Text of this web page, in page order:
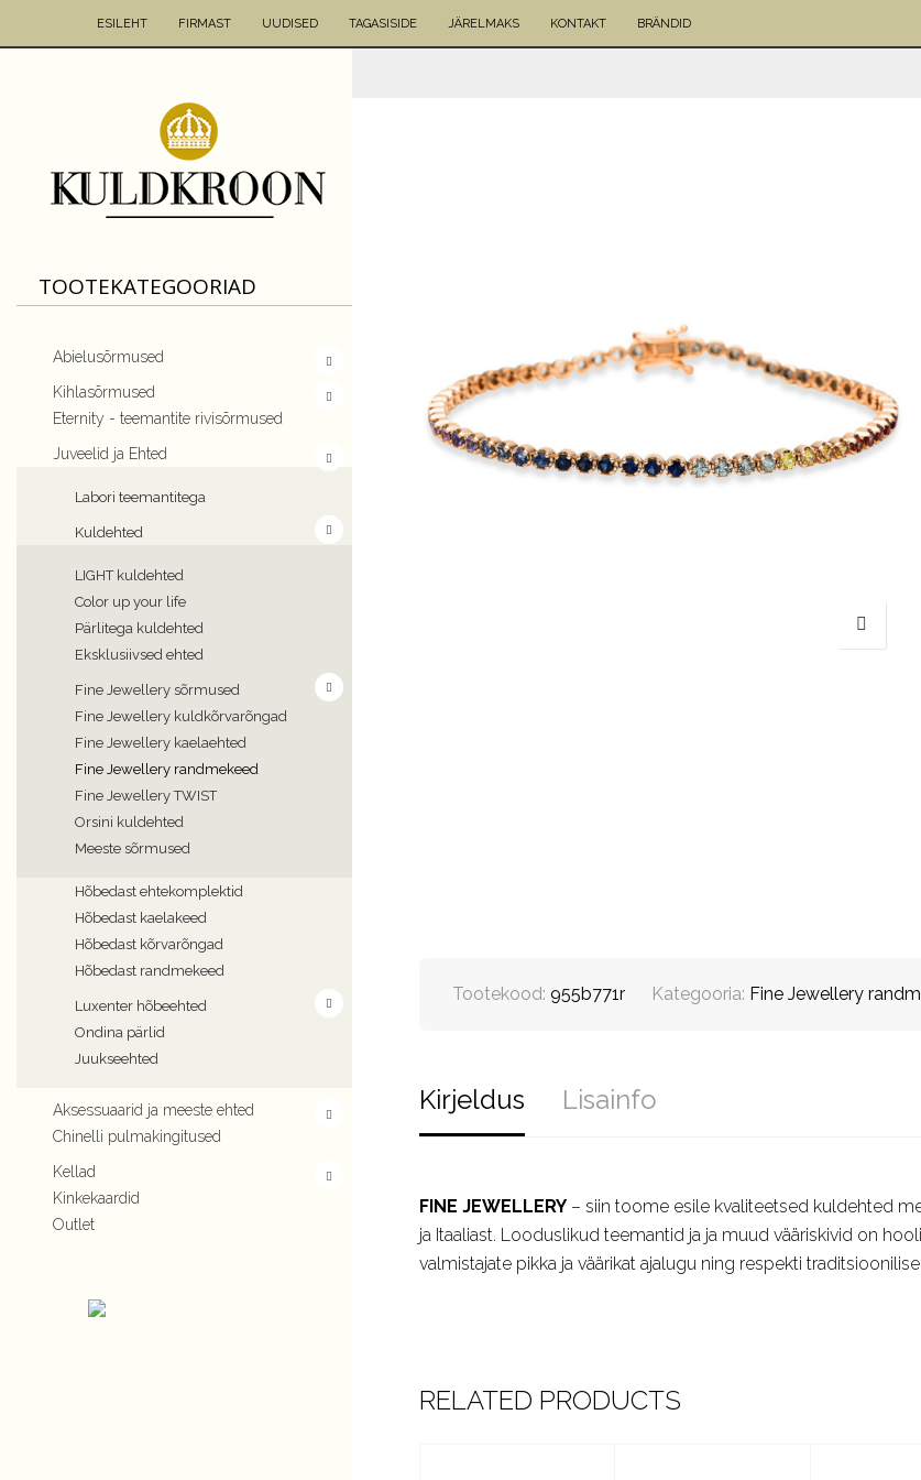
ESILEHT FIRMAST UUDISED TAGASISIDE JÄRELMAKS KONTAKT BRÄNDID
TOOTEKATEGOORIAD
Abielusõrmused
Kihlasõrmused
Eternity - teemantite rivisõrmused
Juveelid ja Ehted
Labori teemantitega
Kuldehted
LIGHT kuldehted
Color up your life
Pärlitega kuldehted
Eksklusiivsed ehted
Fine Jewellery sõrmused
Fine Jewellery kuldkõrvarõngad
Fine Jewellery kaelaehted
Fine Jewellery randmekeed
Fine Jewellery TWIST
Orsini kuldehted
Meeste sõrmused
Hõbedast ehtekomplektid
Hõbedast kaelakeed
Hõbedast kõrvarõngad
Hõbedast randmekeed
Luxenter hõbeehted
Ondina pärlid
Juukseehted
Aksessuaarid ja meeste ehted
Chinelli pulmakingitused
Kellad
Kinkekaardid
Outlet
Tootekood: 955b771r Kategooria: Fine Jewellery
Kirjeldus Lisainfo
FINE JEWELLERY– siin toome esile kvaliteetsed kuldehted
ja Itaaliast. Looduslikud teemantid ja ja muud vääriskivid on
valmistajate pikka ja väärikat ajalugu ning respekti
RELATED PRODUCTS